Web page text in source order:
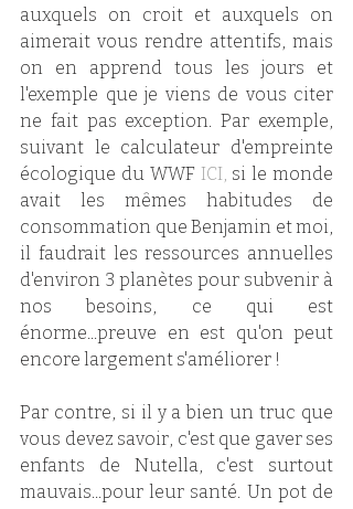
auxquels on croit et auxquels on
aimerait vous rendre attentifs, mais
on en apprend tous les jours et
l'exemple que je viens de vous citer
ne fait pas exception. Par exemple,
suivant le calculateur d'empreinte
écologique du WWF ICI, si le monde
avait les mêmes habitudes de
consommation que Benjamin et moi,
il faudrait les ressources annuelles
d'environ 3 planètes pour subvenir à
nos besoins, ce qui est
énorme...preuve en est qu'on peut
encore largement s'améliorer !
Par contre, si il y a bien un truc que
vous devez savoir, c'est que gaver ses
enfants de Nutella, c'est surtout
mauvais...pour leur santé. Un pot de